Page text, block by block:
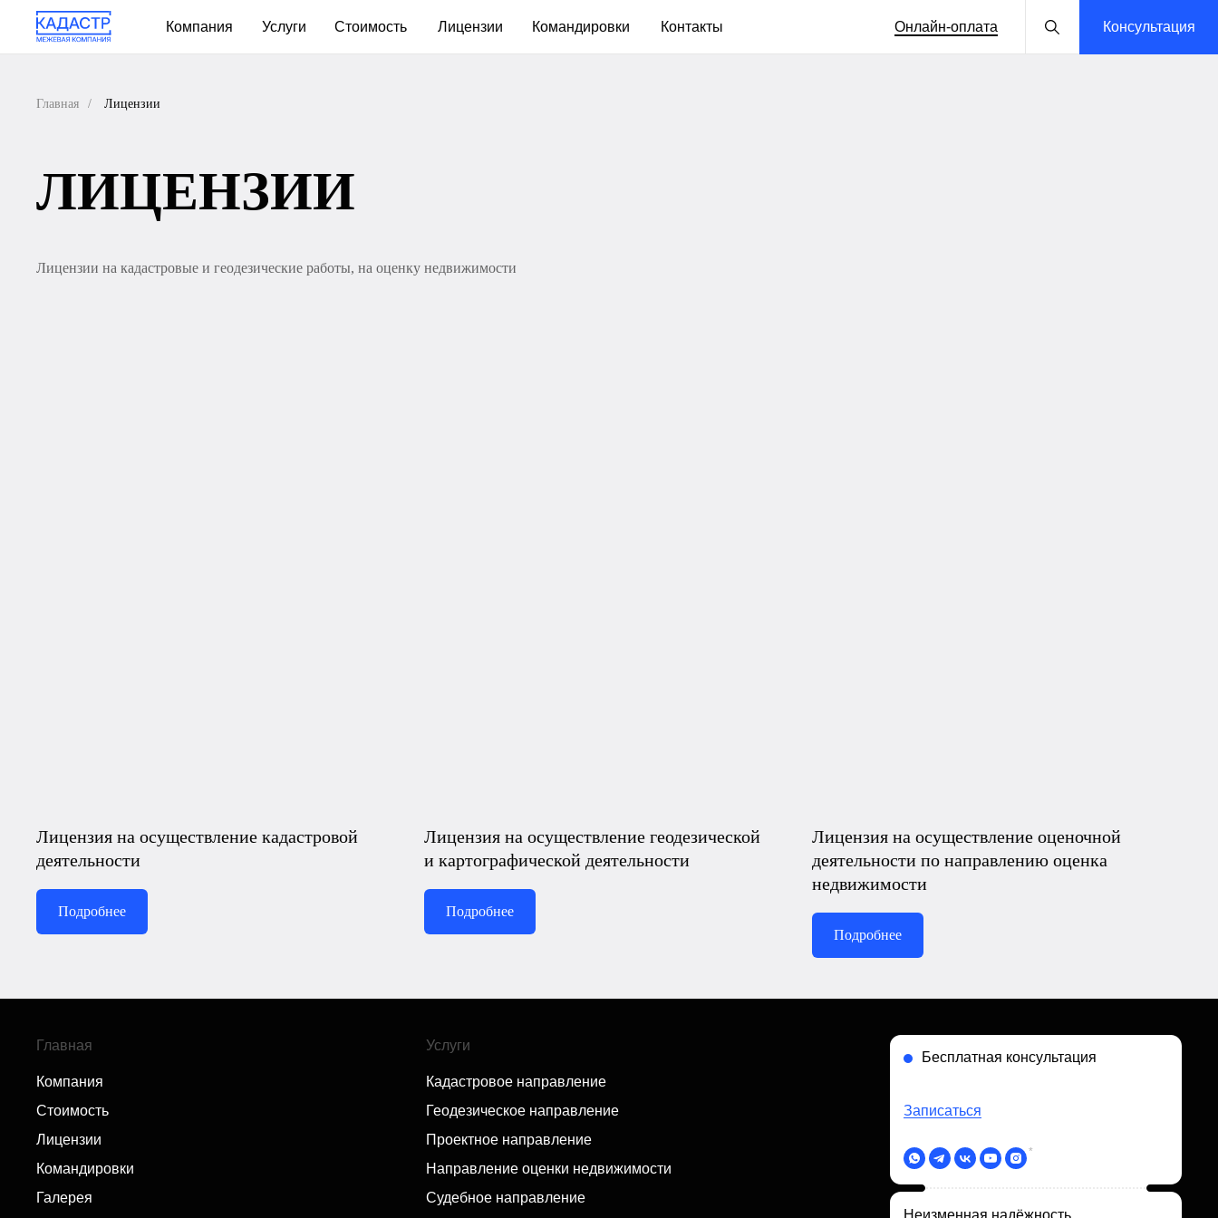
Онлайн-оплата
Контакты
Командировки
Лицензии
Стоимость
Услуги
Компания Консультация
Главная / Лицензии
ЛИЦЕНЗИИ
Лицензии на кадастровые и геодезические работы, на оценку недвижимости
Лицензия на осуществление кадастровой
деятельности
Подробнее
Лицензия на осуществление геодезической
и картографической деятельности
Подробнее
Лицензия на осуществление оценочной
деятельности по направлению оценка
недвижимости
Подробнее
Главная
Компания
Стоимость
Галерея
Командировки
Записаться
Неизменная надёжность
Бесплатная консультация
Лицензии
Услуги
Кадастровое направление
Геодезическое направление
Судебное направление
Направление оценки недвижимости
Проектное направление
*